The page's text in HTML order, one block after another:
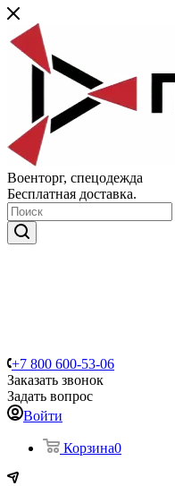
Военторг, спецодежда
Бесплатная доставка.
+7 800 600-53-06
Заказать звонок
Задать вопрос
Войти
Корзина0